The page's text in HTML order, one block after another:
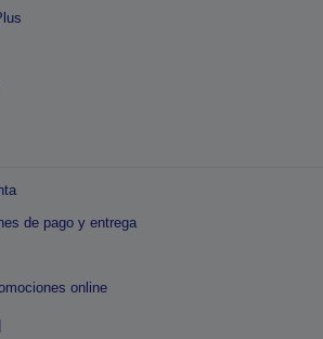
de pago y entrega
online